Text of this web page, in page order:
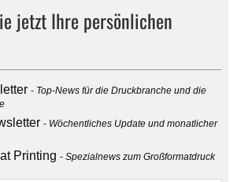
jetzt Ihre persönlichen
Top-News für die Druckbranche und die
Wöchentliches Update und monatlicher
Printing Spezialnews zum Großformatdruck